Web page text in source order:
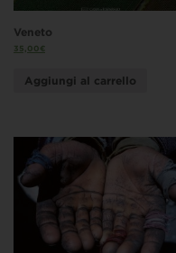
Veneto
35,00€
Aggiungi al carrello